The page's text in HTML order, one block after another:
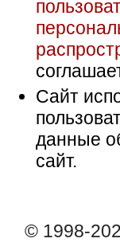
Сайт
данные
сайт.
© 1998-